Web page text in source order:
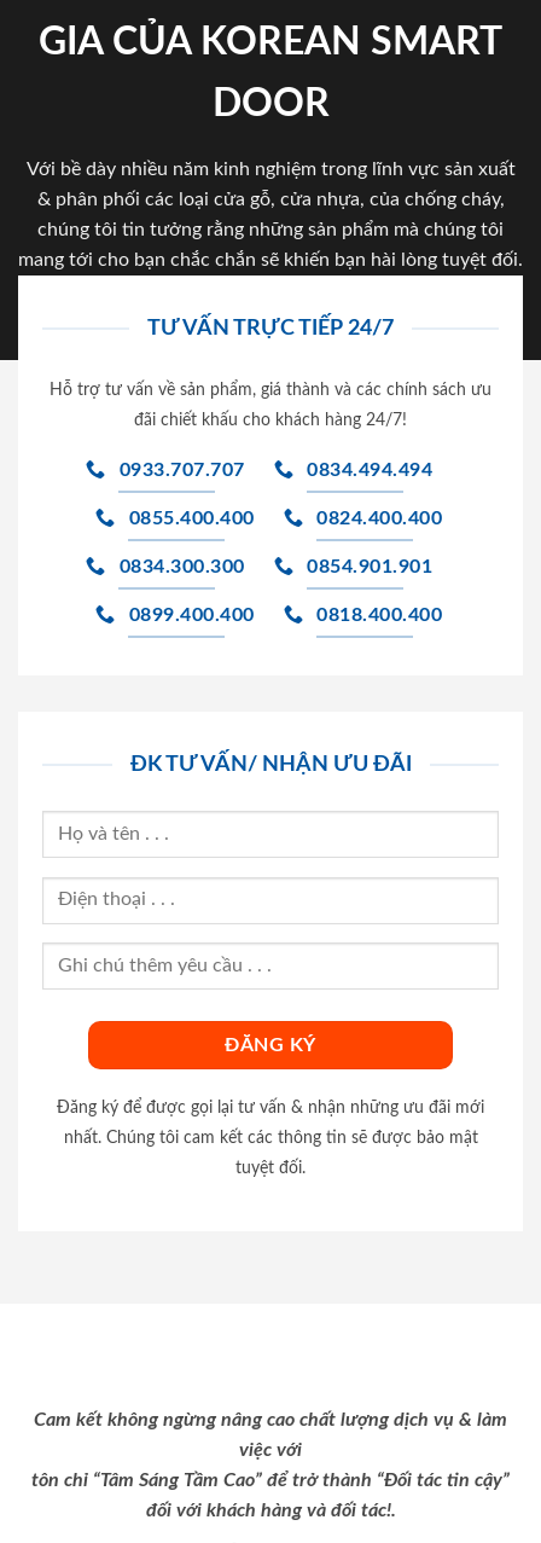
GIA CỦA KOREAN SMART
DOOR
Với bề dày nhiều năm kinh nghiệm trong lĩnh vực sản xuất
& phân phối các loại cửa gỗ, cửa nhựa, của chống cháy,
chúng tôi tin tưởng rằng những sản phẩm mà chúng tôi
mang tới cho bạn chắc chắn sẽ khiến bạn hài lòng tuyệt đối.
TƯ VẤN TRỰC TIẾP 24/7
Hỗ trợ tư vấn về sản phẩm, giá thành và các chính sách ưu
đãi chiết khấu cho khách hàng 24/7!
0933.707.707 0834.494.494
0855.400.400 0824.400.400
0834.300.300 0854.901.901
0899.400.400 0818.400.400
ĐK TƯ VẤN/ NHẬN ƯU ĐÃI
Đăng ký để được gọi lại tư vấn & nhận những ưu đãi mới
nhất. Chúng tôi cam kết các thông tin sẽ được bảo mật
tuyệt đối.
Cam kết không ngừng nâng cao chất lượng dịch vụ & làm
việc với
tôn chỉ “Tâm Sáng Tầm Cao” để trở thành “Đối tác tin cậy”
đối với khách hàng và đối tác!.